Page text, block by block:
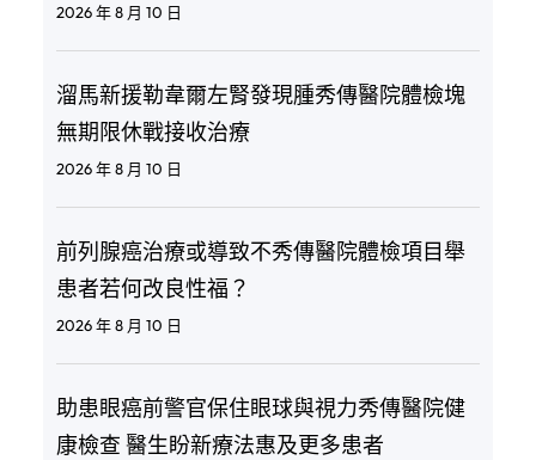
2026 年 8 月 10 日
溜馬新援勒韋爾左腎發現腫秀傳醫院體檢塊
無期限休戰接收治療
2026 年 8 月 10 日
前列腺癌治療或導致不秀傳醫院體檢項目舉
患者若何改良性福？
2026 年 8 月 10 日
助患眼癌前警官保住眼球與視力秀傳醫院健
康檢查 醫生盼新療法惠及更多患者